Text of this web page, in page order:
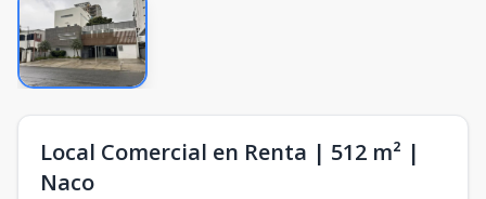
Local Comercial en Renta | 512 m² |
Naco